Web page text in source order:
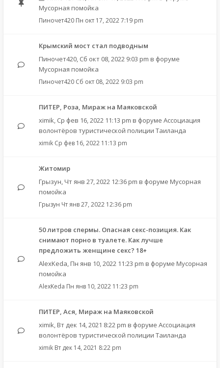
Мусорная помойка
Пиночет420 Пн окт 17, 2022 7:19 pm
Крымский мост стал подводным
Пиночет420, Сб окт 08, 2022 9:03 pm в форуме
Мусорная помойка
Пиночет420 Сб окт 08, 2022 9:03 pm
ПИТЕР, Роза, Мираж на Маяковской
ximik, Ср фев 16, 2022 11:13 pm в форуме Ассоциация
волонтёров туристической полиции Таиланда
ximik Ср фев 16, 2022 11:13 pm
Житомир
Грызун, Чт янв 27, 2022 12:36 pm в форуме Мусорная
помойка
Грызун Чт янв 27, 2022 12:36 pm
50 литров спермы. Опасная секс-позиция. Как
снимают порно в туалете. Как лучше
предложить женщине секс? 18+
AlexKeda, Пн янв 10, 2022 11:23 pm в форуме Мусорная
помойка
AlexKeda Пн янв 10, 2022 11:23 pm
ПИТЕР, Ася, Мираж на Маяковской
ximik, Вт дек 14, 2021 8:22 pm в форуме Ассоциация
волонтёров туристической полиции Таиланда
ximik Вт дек 14, 2021 8:22 pm